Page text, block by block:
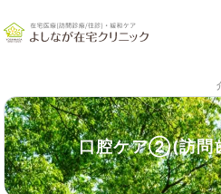
口腔ケア②(訪問